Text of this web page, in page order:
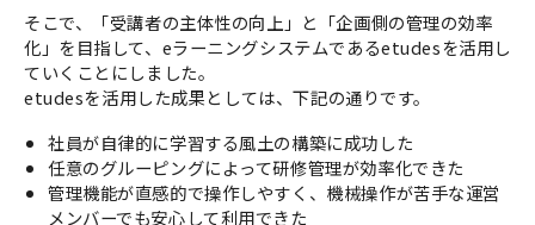
​​​​​​​そこで、「受講者の主体性の向上」と「企画側の管理の効率
化」を目指して、eラーニングシステムであるetudesを活用し
ていくことにしました。
etudesを活用した成果としては、下記の通りです。
社員が自律的に学習する風土の構築に成功した
任意のグルーピングによって研修管理が効率化できた
管理機能が直感的で操作しやすく、機械操作が苦手な運営
メンバーでも安心して利用できた